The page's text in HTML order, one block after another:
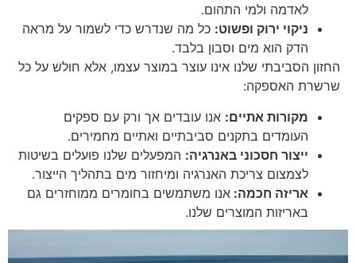
לאדמה ולמי התהום.
ניקוי ירוק ופשוט: כל מה שנדרש כדי לשמור על מראה
הדק הוא מים וסבון בלבד.
החזון הסביבתי שלנו אינו עוצר במוצר עצמו, אלא חולש על כל
שרשרת האספקה:
מקורות אתיים: אנו עובדים אך ורק עם ספקים
העומדים בתקנים סביבתיים ואתיים מחמירים.
ייצור חסכוני באנרגיה: המפעלים שלנו פועלים בשיטות
לצמצום צריכת האנרגיה ומיחזור מים בתהליך הייצור.
אריזה חכמה: אנו משתמשים בחומרים ממוחזרים גם
באריזות המוצרים שלנו.